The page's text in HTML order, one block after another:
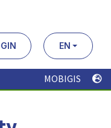
EN
MOBIGIS